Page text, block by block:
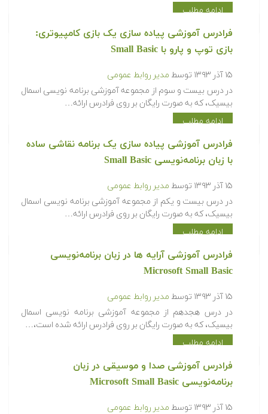
ادامه مطلب
فرادرس آموزشی پیاده سازی یک بازی کامپیوتری:
بازی توپ و پارو با Small Basic
۱۵ آذر ۱۳۹۳ توسط مدیر روابط عمومی
در درس بیست و سوم از مجموعه آموزشی برنامه نویسی اسمال
بیسیک، که به صورت رایگان بر روی فرادرس ارائه…
ادامه مطلب
فرادرس آموزشی پیاده سازی یک برنامه نقاشی ساده
با زبان برنامه‌نویسی Small Basic
۱۵ آذر ۱۳۹۳ توسط مدیر روابط عمومی
در درس بیست و یکم از مجموعه آموزشی برنامه نویسی اسمال
بیسیک، که به صورت رایگان بر روی فرادرس ارائه…
ادامه مطلب
فرادرس آموزشی آرایه ها در زبان برنامه‌نویسی
Microsoft Small Basic
۱۵ آذر ۱۳۹۳ توسط مدیر روابط عمومی
در درس هجدهم از مجموعه آموزشی برنامه نویسی اسمال
بیسیک، که به صورت رایگان بر روی فرادرس ارائه شده است،…
ادامه مطلب
فرادرس آموزشی صدا و موسیقی در زبان
برنامه‌نویسی Microsoft Small Basic
۱۵ آذر ۱۳۹۳ توسط مدیر روابط عمومی